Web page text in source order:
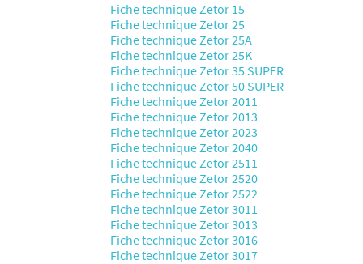
Fiche technique Zetor 15
Fiche technique Zetor 25
Fiche technique Zetor 25A
Fiche technique Zetor 25K
Fiche technique Zetor 35 SUPER
Fiche technique Zetor 50 SUPER
Fiche technique Zetor 2011
Fiche technique Zetor 2013
Fiche technique Zetor 2023
Fiche technique Zetor 2040
Fiche technique Zetor 2511
Fiche technique Zetor 2520
Fiche technique Zetor 2522
Fiche technique Zetor 3011
Fiche technique Zetor 3013
Fiche technique Zetor 3016
Fiche technique Zetor 3017